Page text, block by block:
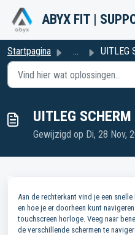
Doorgaan naar hoofdinhoud
ABYX FIT |
Startpagina ... UITLEG
UITLEG SCHERM
Gewijzigd op Di, 28 Nov,
Aan de rechterkant vind je een
en hoe je er doorheen kunt
touchscreen horloge. Veeg naar
de verschillende schermen te